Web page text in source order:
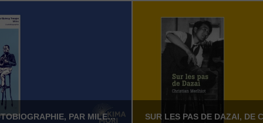
MILES – L’AUTOBIOGRAPHIE, PAR MILES DAVIS AVEC QUINCY TROUPE